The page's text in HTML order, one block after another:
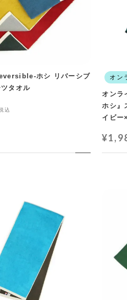
ホシ リバーシブ
タオル
込
オン
オン
ホシ』
イビー
¥